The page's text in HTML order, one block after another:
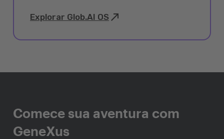
Explorar Glob.AI OS
Comece sua aventura com
GeneXus